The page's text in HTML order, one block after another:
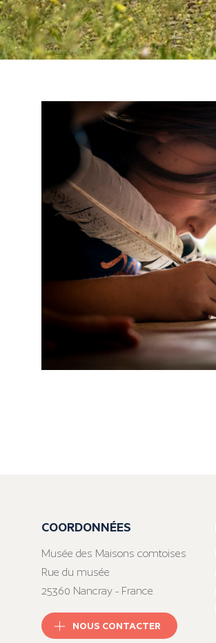
COORDONNÉES
Musée des Maisons comtoises
Rue du musée
25360 Nancray - France
NOUS CONTACTER